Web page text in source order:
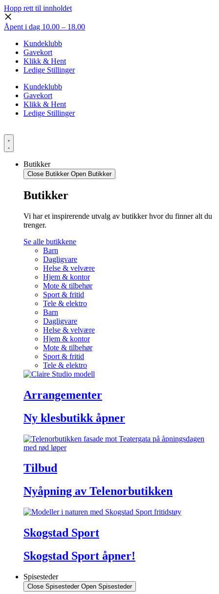
Hopp rett til innholdet
Åpent i dag 10.00 – 18.00
Kundeklubb
Gavekort
Klikk & Hent
Ledige Stillinger
Kundeklubb
Gavekort
Klikk & Hent
Ledige Stillinger
Butikker
Close Butikker Open Butikker
Butikker
Vi har et inspirerende utvalg av butikker hvor du finner alt du
trenger.
Se alle butikkene
Barn
Dagligvare
Helse & velvære
Hjem & kontor
Mote & tilbehør
Sport & fritid
Tele & elektro
Barn
Dagligvare
Helse & velvære
Hjem & kontor
Mote & tilbehør
Sport & fritid
Tele & elektro
Arrangementer
Ny klesbutikk åpner
Tilbud
Nyåpning av Telenorbutikken
Skogstad Sport
Skogstad Sport åpner!
Spisesteder
Close Spisesteder Open Spisesteder